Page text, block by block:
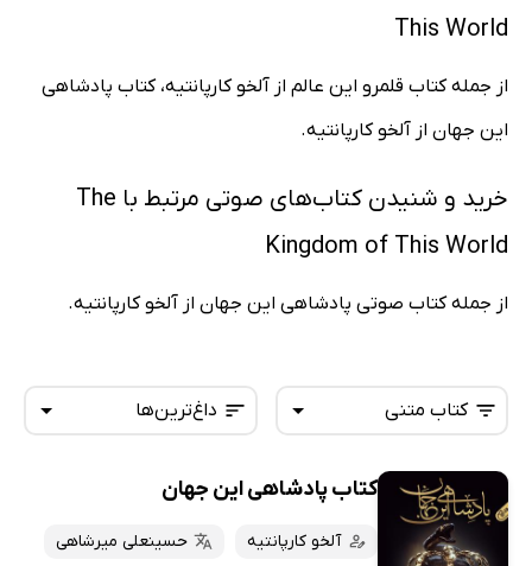
This World
از جمله کتاب قلمرو این عالم از آلخو کارپانتیه، کتاب پادشاهی
این جهان از آلخو کارپانتیه.
خرید و شنیدن کتاب‌های صوتی مرتبط با The
Kingdom of This World
از جمله کتاب صوتی پادشاهی این جهان از آلخو کارپانتیه.
داغ‌ترین‌ها
تازه‌ها
داغ‌ترین‌ها
کتاب متنی
همه کتاب‌ها
کتاب‌های صوتی
کتاب پادشاهی این جهان
آلخو کارپانتیه
حسینعلی میرشاهی